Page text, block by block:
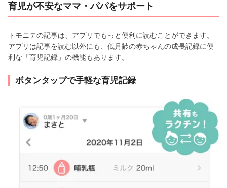
育児が不安なママ・パパをサポート
トモニテの記事は、アプリでもっと便利に読むことができます。
アプリは記事を読む以外にも、低月齢の赤ちゃんの成長記録に便
利な「育児記録」の機能もあります。
ボタンタップで手軽な育児記録